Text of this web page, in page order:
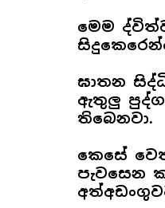
මෙම
ඝාතන
ඇතුලු‍
තිබෙනවා.
කෙසේ
පැවසෙන